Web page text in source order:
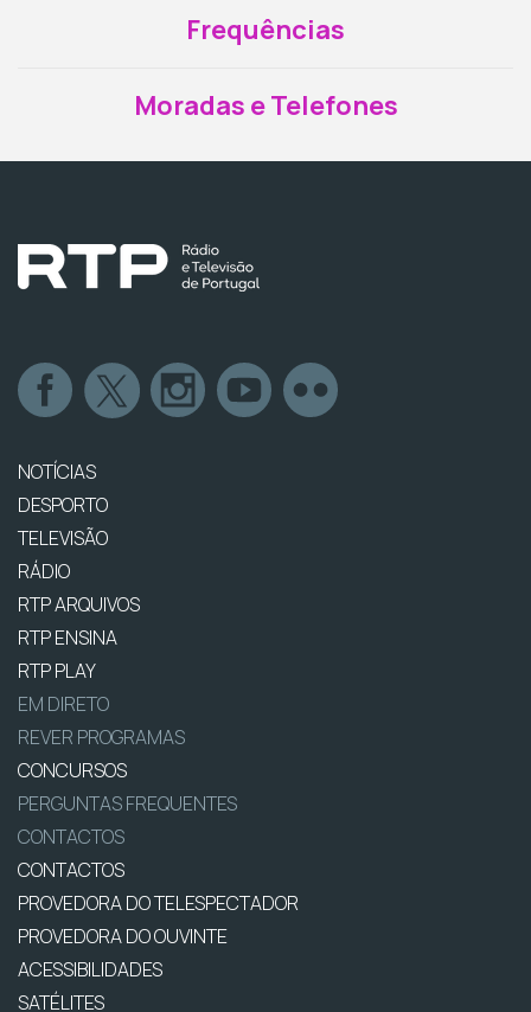
Frequências
Moradas e Telefones
NOTÍCIAS
DESPORTO
TELEVISÃO
RÁDIO
RTP ARQUIVOS
RTP ENSINA
RTP PLAY
EM DIRETO
REVER PROGRAMAS
CONCURSOS
PERGUNTAS FREQUENTES
CONTACTOS
CONTACTOS
PROVEDORA DO TELESPECTADOR
PROVEDORA DO OUVINTE
ACESSIBILIDADES
SATÉLITES